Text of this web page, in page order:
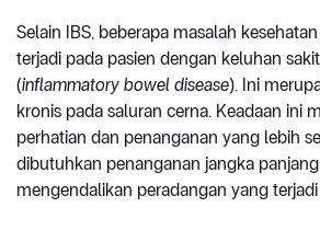
Selain IBS, beberapa masalah
terjadi pada pasien dengan keluhan
(inflammatory bowel disease). Ini
kronis pada saluran cerna. Keadaan ini
perhatian dan penanganan yang lebih
dibutuhkan penanganan jangka
mengendalikan peradangan yang